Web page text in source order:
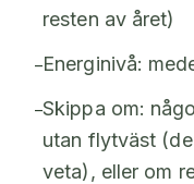
resten av året)
–Energinivå:
–Skippa om:
utan flytväst
veta), eller om